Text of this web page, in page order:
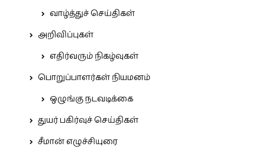
வாழ்த்துச் செய்திகள்
அறிவிப்புகள்
எதிர்வரும் நிகழ்வுகள்
பொறுப்பாளர்கள் நியமனம்
ஒழுங்கு நடவடிக்கை
துயர் பகிர்வுச் செய்திகள்
சீமான் எழுச்சியுரை